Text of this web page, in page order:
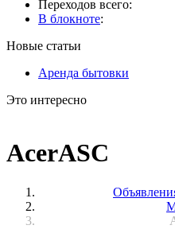
Переходов всего:
В блокноте:
Новые статьи
Аренда бытовки
Это интересно
AcerASC